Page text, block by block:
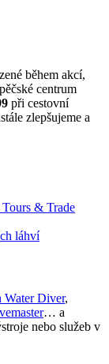
během akcí,
centrum
při cestovní
zlepšujeme a
& Trade
láhví
Water Diver,
… a
nebo služeb v